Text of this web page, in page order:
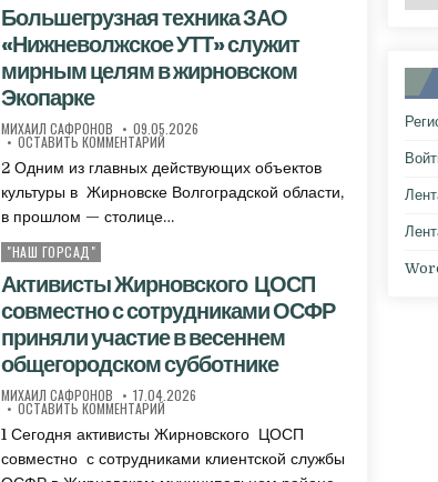
Большегрузная техника ЗАО
«Нижневолжское УТТ» служит
мирным целям в жирновском
Экопарке
АВТОР:
МИХАИЛ САФРОНОВ ДАТА ПУБЛИКАЦИИ:
09.05.2026
ОСТАВИТЬ КОММЕНТАРИЙК БОЛЬШЕГРУЗНАЯ ТЕХНИКА ЗАО
2 Одним из главных действующих объектов
культуры в Жирновске Волгоградской области,
в прошлом — столице…
Опубликовано в
"НАШ ГОРСАД"
Активисты Жирновского ЦОСП
совместно с сотрудниками ОСФР
приняли участие в весеннем
общегородском субботнике
АВТОР:
МИХАИЛ САФРОНОВ ДАТА ПУБЛИКАЦИИ:
17.04.2026
ОСТАВИТЬ КОММЕНТАРИЙК АКТИВИСТЫ ЖИРНОВСКОГО ЦОСП
1 Сегодня активисты Жирновского ЦОСП
совместно с сотрудниками клиентской службы